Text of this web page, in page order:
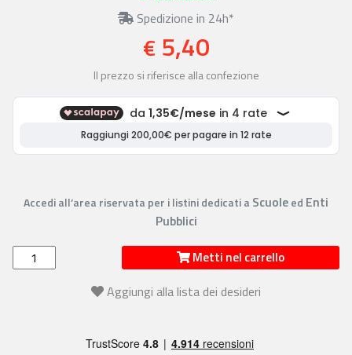
Spedizione in 24h*
€ 5,40
Il prezzo si riferisce alla confezione
Accedi all’area riservata per i listini dedicati a Scuoleed Enti
Pubblici
Metti nel carrello
Aggiungi alla lista dei desideri